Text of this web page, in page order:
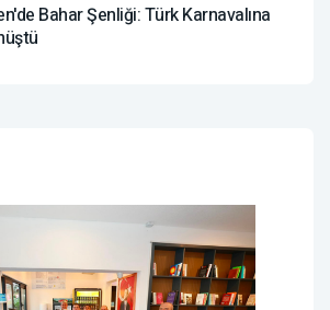
Bahar Şenliği: Türk Karnavalına